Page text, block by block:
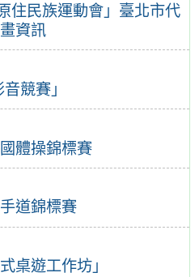
住民族運動會」臺北市代
資訊
競賽」
體操錦標賽
道錦標賽
桌遊工作坊」